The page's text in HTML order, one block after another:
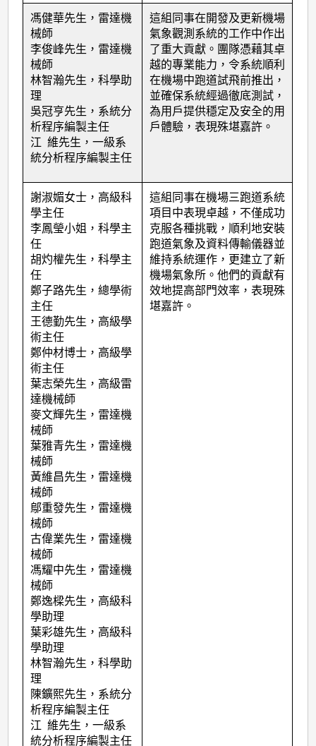
馮健華先生，雷達機
械師
李俊峰先生，雷達機
械師
林智瀚先生，科學助
理
吳冠亨先生，系統分
析程序編製主任
江 維先生，一級系
統分析程序編製主任
這組同事在開發及更新機場
氣象觀測系統的工作中作出
了重大貢獻。團隊憑藉其卓
越的專業能力，令系統順利
在機場中跑道試飛前推出，
並確保系統經過徹底測試，
為用戶提供穩定及安全的用
戶體驗，表現殊堪嘉許。
謝淑媚女士，高級科
學主任
李鳳瑩小姐，科學主
任
胡灼權先生，科學主
任
鄭子路先生，總學術
主任
王德勤先生，高級學
術主任
鄭仲材博士，高級學
術主任
葉志榮先生，高級雷
達機械師
麥文輝先生，雷達機
械師
葉雅青先生，雷達機
械師
黃維昌先生，雷達機
械師
鄔重發先生，雷達機
械師
古偉業先生，雷達機
械師
馮耀中先生，雷達機
械師
鄭逸樑先生，高級科
學助理
葉彩雄先生，高級科
學助理
林智瀚先生，科學助
理
陳鑛熙先生，系統分
析程序編製主任
江 維先生，一級系
統分析程序編製主任
這組同事在機場三跑道系統
項目中表現卓越，不僅成功
克服各種挑戰，順利地安裝
跑道氣象及資料傳輸儀器並
維持系統運作，更建立了新
機場氣象所。他們的貢獻有
效地提高部門效率，表現殊
堪嘉許。